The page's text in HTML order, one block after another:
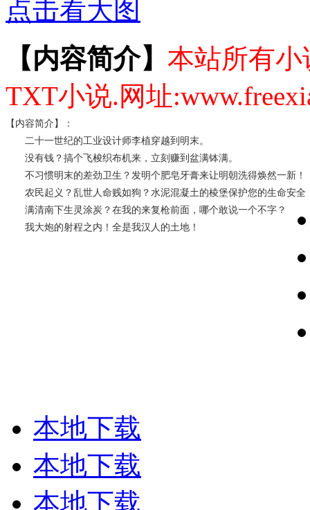
点击看大图
【内容简介】 本站所有
TXT小说.网址
【内容简介】：
二十一世纪的工业设计师李植穿越到明末。
没有钱？搞个飞梭织布机来，立刻赚到盆满钵满。
不习惯明末的差劲卫生？发明个肥皂牙膏来让明朝洗得焕然一新！
农民起义？乱世人命贱如狗？水泥混凝土的棱堡保护您的生命安全
满清南下生灵涂炭？在我的来复枪前面，哪个敢说一个不字？
我大炮的射程之内！全是我汉人的土地！
本地下载
本地下载
本地下载